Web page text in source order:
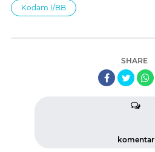
Kodam I/BB
SHARE
komentar